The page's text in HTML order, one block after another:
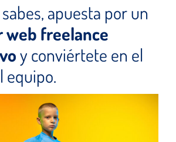
apuesta por un
web freelance
y conviértete en el
equipo.